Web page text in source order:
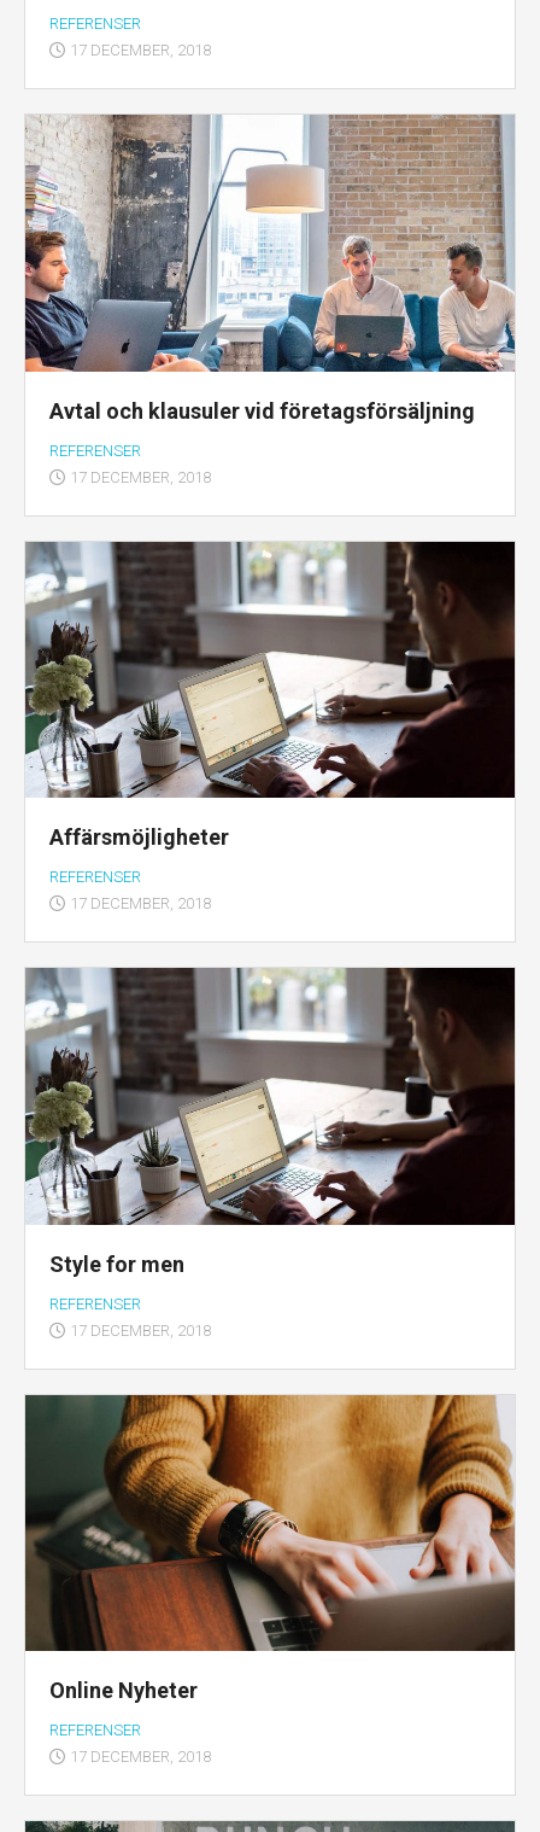
REFERENSER
17 DECEMBER, 2018
Avtal och klausuler vid företagsförsäljning
REFERENSER
17 DECEMBER, 2018
Affärsmöjligheter
REFERENSER
17 DECEMBER, 2018
Style for men
REFERENSER
17 DECEMBER, 2018
Online Nyheter
REFERENSER
17 DECEMBER, 2018